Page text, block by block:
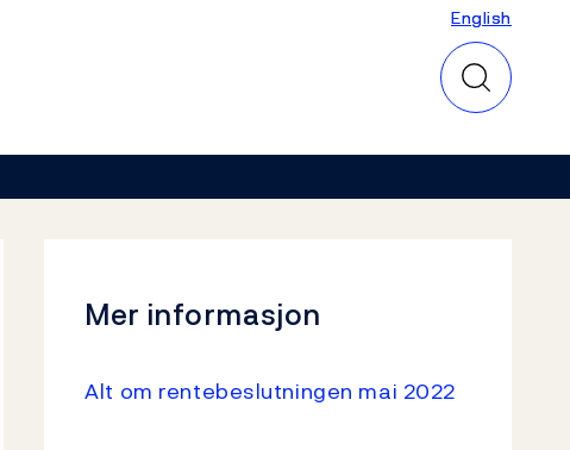
English
English
Mer informasjon
Alt om rentebeslutningen mai 2022